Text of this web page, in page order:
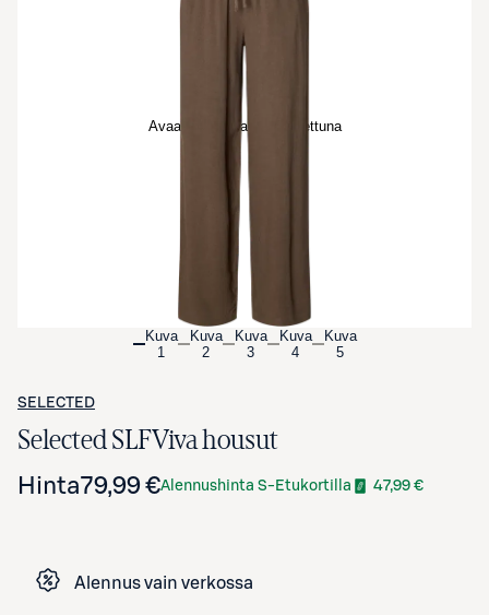
Avaa tuotekuva suurennettuna
Kuva
1
Kuva
2
Kuva
3
Kuva
4
Kuva
5
SELECTED
Selected SLFViva housut
Hinta79,99 €Alennushinta S-Etukortilla 47,99 €
Alennus vain verkossa